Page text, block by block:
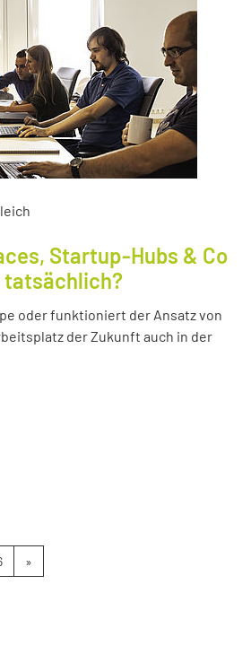
Startup-Hubs & Co
tatsächlich?
oder funktioniert der Ansatz von
der Zukunft auch in der
»